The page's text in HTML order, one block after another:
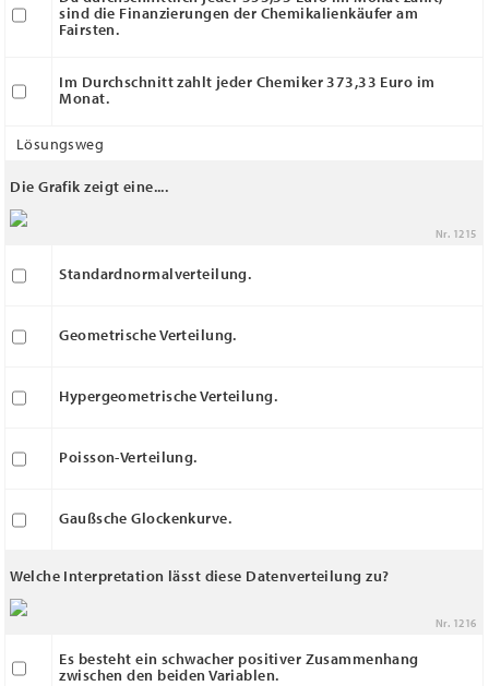
sind die Finanzierungen der Chemikalienkäufer am
Fairsten.
Im Durchschnitt zahlt jeder Chemiker 373,33 Euro im
Monat.
Lösungsweg
Die Grafik zeigt eine....
Nr. 1215
Standardnormalverteilung.
Geometrische Verteilung.
Hypergeometrische Verteilung.
Poisson-Verteilung.
Gaußsche Glockenkurve.
Welche Interpretation lässt diese Datenverteilung zu?
Nr. 1216
Es besteht ein schwacher positiver Zusammenhang
zwischen den beiden Variablen.